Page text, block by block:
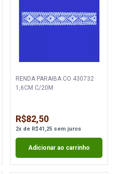
RENDA PARAIBA CO 430732
1,6CM C/20M
R$82,50
2xde R$41,25sem juros
Adicionar ao carrinho